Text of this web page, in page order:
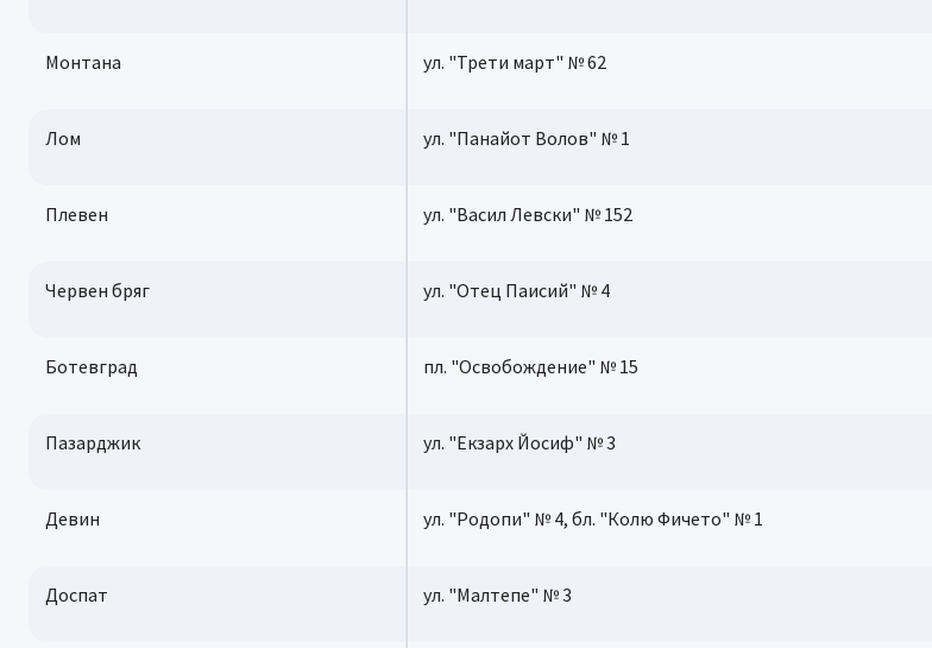
Монтана ул. "Трети март" № 62
Лом ул. "Панайот Волов" № 1
Плевен ул. "Васил Левски" № 152
Червен бряг ул. "Отец Паисий" № 4
Ботевград пл. "Освобождение" № 15
Пазарджик ул. "Екзарх Йосиф" № 3
Девин ул. "Родопи" № 4, бл. "Колю Фичето" № 1
Доспат ул. "Малтепе" № 3